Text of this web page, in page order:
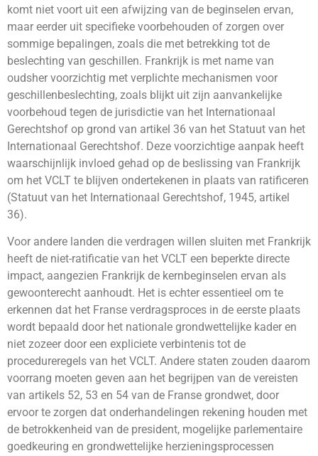
komt niet voort uit een afwijzing van de beginselen ervan,
maar eerder uit specifieke voorbehouden of zorgen over
sommige bepalingen, zoals die met betrekking tot de
beslechting van geschillen. Frankrijk is met name van
oudsher voorzichtig met verplichte mechanismen voor
geschillenbeslechting, zoals blijkt uit zijn aanvankelijke
voorbehoud tegen de jurisdictie van het Internationaal
Gerechtshof op grond van artikel 36 van het Statuut van het
Internationaal Gerechtshof. Deze voorzichtige aanpak heeft
waarschijnlijk invloed gehad op de beslissing van Frankrijk
om het VCLT te blijven ondertekenen in plaats van ratificeren
(Statuut van het Internationaal Gerechtshof, 1945, artikel
36).
Voor andere landen die verdragen willen sluiten met Frankrijk
heeft de niet-ratificatie van het VCLT een beperkte directe
impact, aangezien Frankrijk de kernbeginselen ervan als
gewoonterecht aanhoudt. Het is echter essentieel om te
erkennen dat het Franse verdragsproces in de eerste plaats
wordt bepaald door het nationale grondwettelijke kader en
niet zozeer door een expliciete verbintenis tot de
procedureregels van het VCLT. Andere staten zouden daarom
voorrang moeten geven aan het begrijpen van de vereisten
van artikels 52, 53 en 54 van de Franse grondwet, door
ervoor te zorgen dat onderhandelingen rekening houden met
de betrokkenheid van de president, mogelijke parlementaire
goedkeuring en grondwettelijke herzieningsprocessen